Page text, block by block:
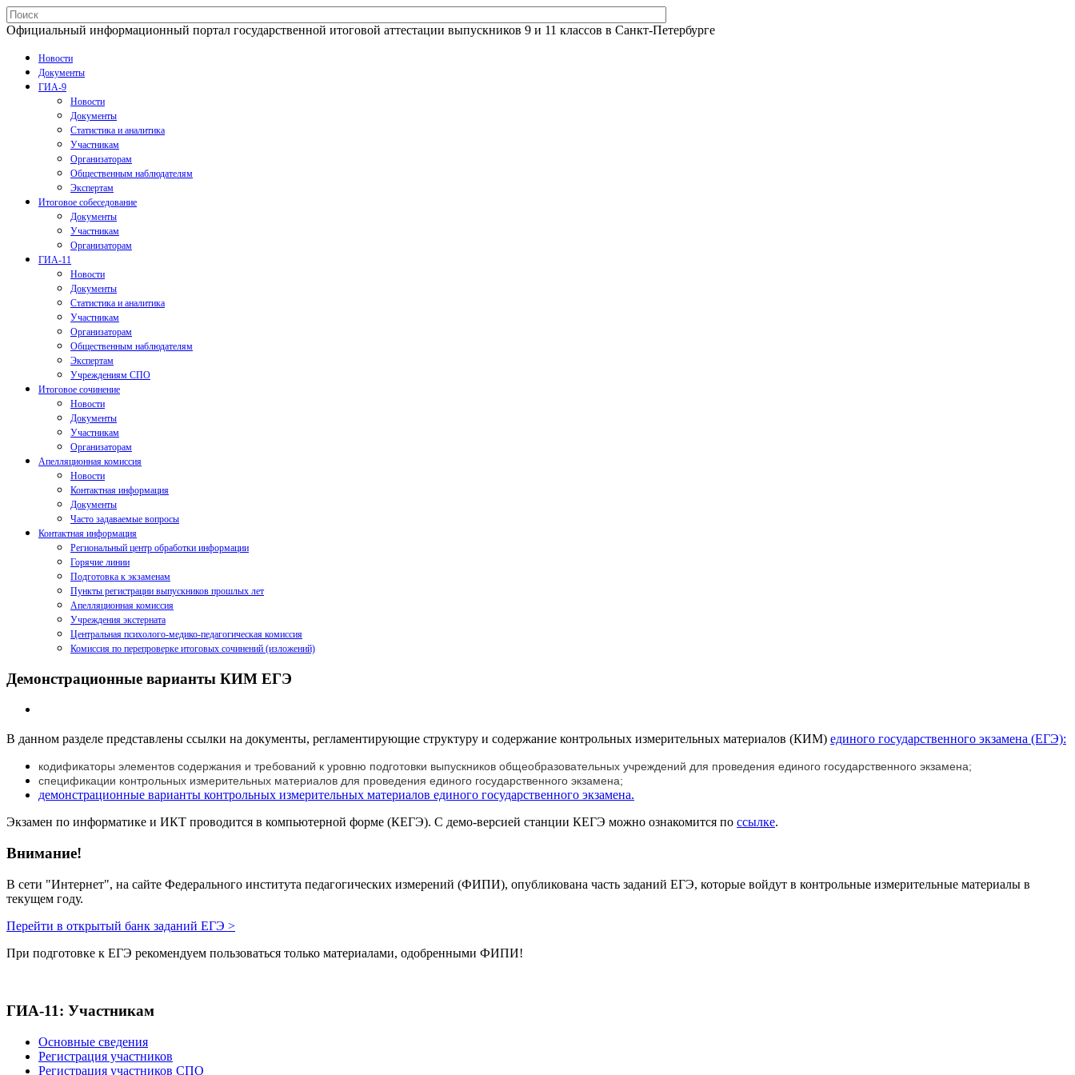
Официальный информационный портал государственной итоговой аттестации выпускников 9 и 11 классов в Санкт-Петербурге
Новости
Документы
ГИА-9
Новости
Документы
Статистика и аналитика
Участникам
Организаторам
Общественным наблюдателям
Экспертам
Итоговое собеседование
Документы
Участникам
Организаторам
ГИА-11
Новости
Документы
Статистика и аналитика
Участникам
Организаторам
Общественным наблюдателям
Экспертам
Учреждениям СПО
Итоговое сочинение
Новости
Документы
Участникам
Организаторам
Апелляционная комиссия
Новости
Контактная информация
Документы
Часто задаваемые вопросы
Контактная информация
Региональный центр обработки информации
Горячие линии
Подготовка к экзаменам
Пункты регистрации выпускников прошлых лет
Апелляционная комиссия
Учреждения экстерната
Центральная психолого-медико-педагогическая комиссия
Комиссия по перепроверке итоговых сочинений (изложений)
Демонстрационные варианты КИМ ЕГЭ
В данном разделе представлены ссылки на документы, регламентирующие структуру и содержание контрольных измерительных материалов (КИМ) единого государственного экзамена (ЕГЭ):
кодификаторы элементов содержания и требований к уровню подготовки выпускников общеобразовательных учреждений для проведения единого государственного экзамена;
спецификации контрольных измерительных материалов для проведения единого государственного экзамена;
демонстрационные варианты контрольных измерительных материалов единого государственного экзамена.
Экзамен по информатике и ИКТ проводится в компьютерной форме (КЕГЭ). С демо-версией станции КЕГЭ можно ознакомится по ссылке.
Внимание!
В сети "Интернет", на сайте Федерального института педагогических измерений (ФИПИ), опубликована часть заданий ЕГЭ, которые войдут в контрольные измерительные материалы в
текущем году.
Перейти в открытый банк заданий ЕГЭ >
При подготовке к ЕГЭ рекомендуем пользоваться только материалами, одобренными ФИПИ!
ГИА-11: Участникам
Основные сведения
Регистрация участников
Регистрация участников СПО